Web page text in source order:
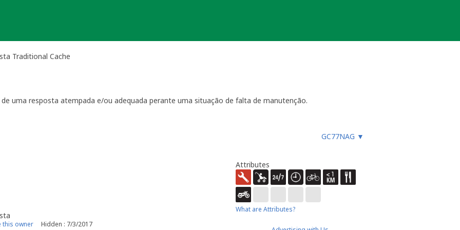
Traditional Cache
uma resposta atempada e/ou adequada perante uma situação de falta de manutenção.
à sua geocache para assegurar que está tudo em ordem para funcionar, especialmente
com a geocache (desaparecimento, estrago, humidade/infiltrações, etc.), ou faz um registo
temporariamente a sua geocache para que os outros saibam que não devem procurar a
o problema. É-lhe concedido um período razoável de tempo -
geralmente até 4 semanas
sua geocache. Se a geocache não estiver a receber a manutenção necessária ou estiver
um longo período de tempo, poderemos arquivar a página da geocache.
por favor recolha-o a fim de evitar que se torne lixo (geolitter).
de manutenção a sua geocache não poderá ser desarquivada. Caso submeta uma nova será tido em
GC77NAG ▼
this owner Hidden : 7/3/2017
Attributes
What are Attributes?